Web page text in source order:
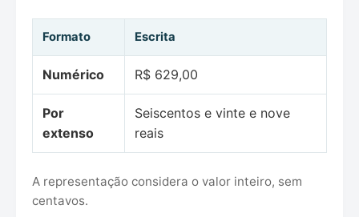
Formato Escrita
Numérico R$ 629,00
Por
extenso
Seiscentos e vinte e nove
reais
A representação considera o valor inteiro, sem
centavos.